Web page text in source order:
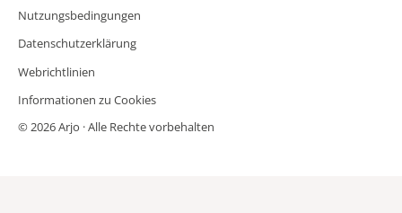
Nutzungsbedingungen
Datenschutzerklärung
Webrichtlinien
Informationen zu Cookies
© 2026 Arjo · Alle Rechte vorbehalten